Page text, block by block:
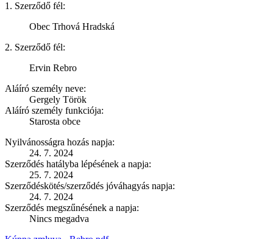
1. Szerződő fél:
Obec Trhová Hradská
2. Szerződő fél:
Ervin Rebro
Aláíró személy neve:
Gergely Török
Aláíró személy funkciója:
Starosta obce
Nyilvánosságra hozás napja:
24. 7. 2024
Szerződés hatályba lépésének a napja:
25. 7. 2024
Szerződéskötés/szerződés jóváhagyás napja:
24. 7. 2024
Szerződés megszűnésének a napja:
Nincs megadva